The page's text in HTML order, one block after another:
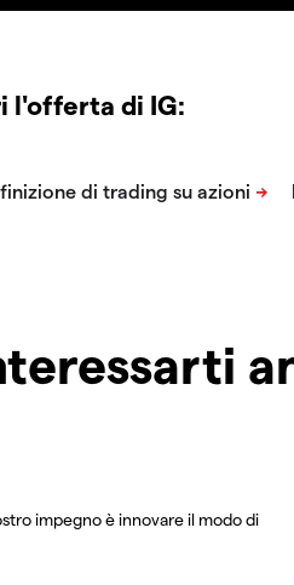
l'offerta di IG:
impegno è innovare il modo di